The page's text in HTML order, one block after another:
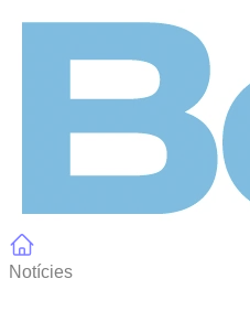
Notícies